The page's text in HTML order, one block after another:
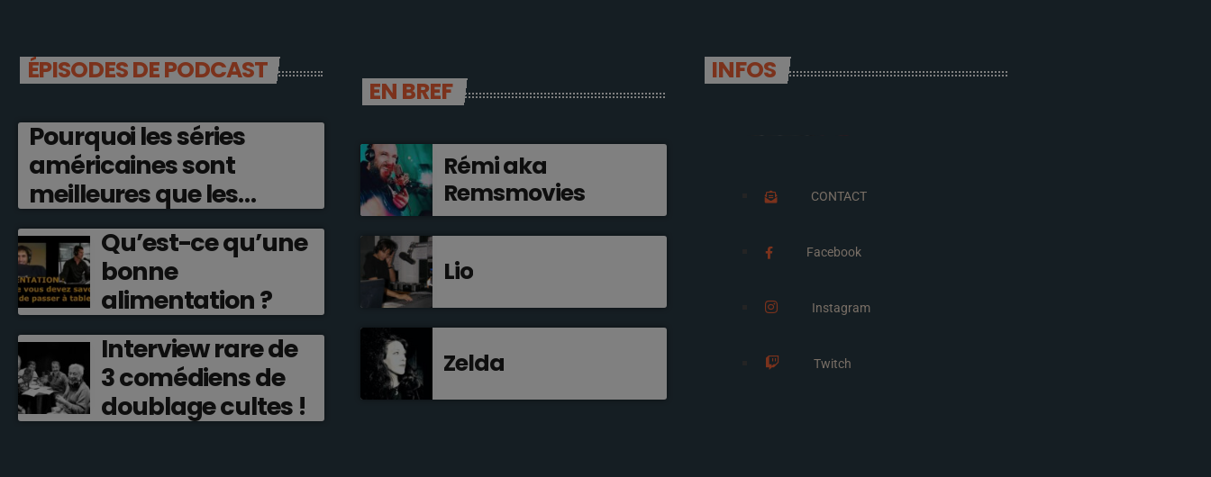
ÉPISODES DE PODCAST
Pourquoi les séries
américaines sont
meilleures que les
françaises ?
Qu’est-ce qu’une
bonne
alimentation ?
Interview rare de
3 comédiens de
doublage cultes !
EN BREF
Rémi aka
Remsmovies
Lio
Zelda
INFOS
CONTACT
Facebook
Instagram
Twitch